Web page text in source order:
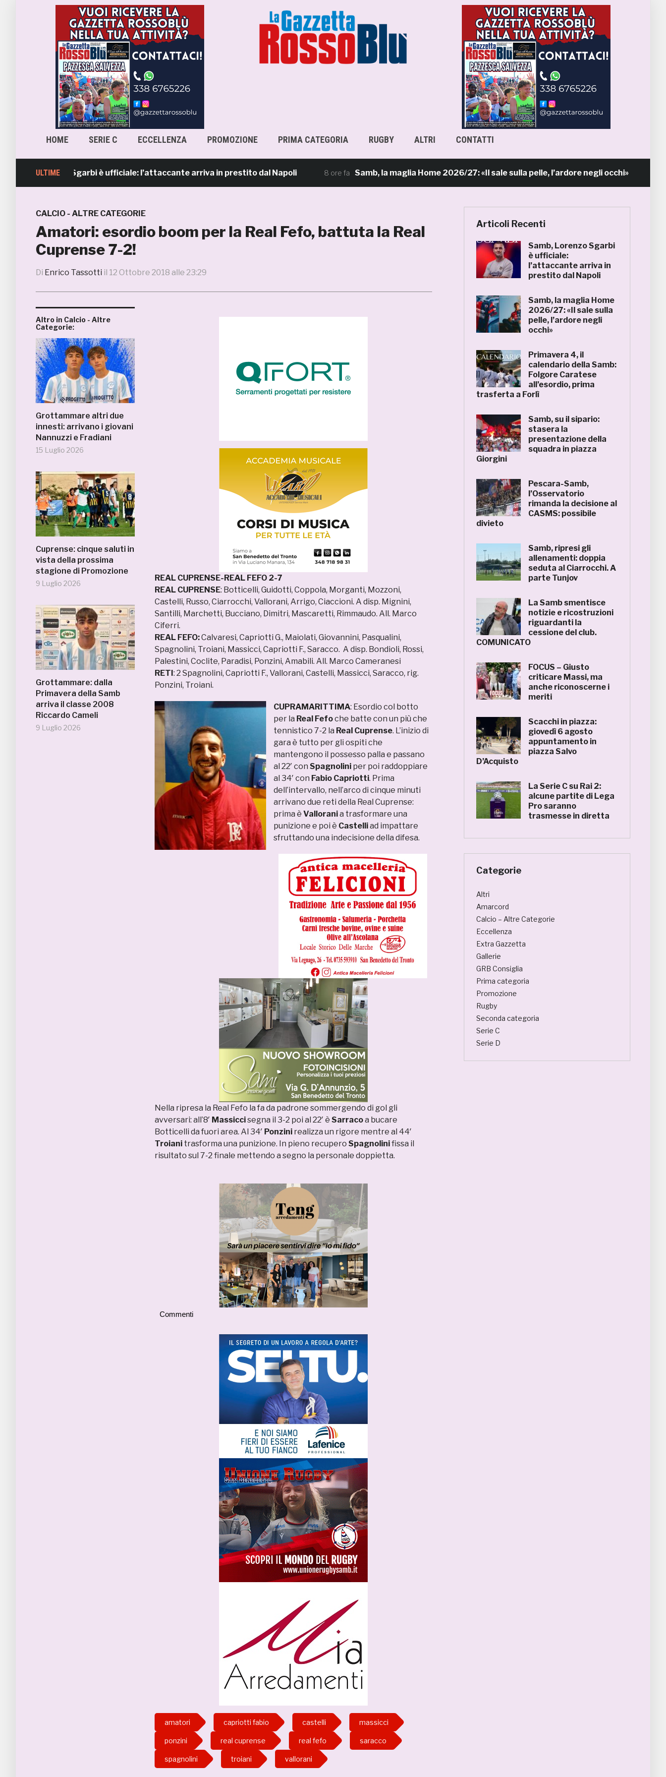
HOME SERIE C ECCELLENZA PROMOZIONE PRIMA CATEGORIA RUGBY ALTRI CONTATTI
ULTIME
Lorenzo Sgarbi è ufficiale: l’attaccante arriva in prestito dal Napoli 8 ore fa Samb, la maglia Home 2026/27: «Il sale sulla pelle, l’ardore negli occhi»
CALCIO - ALTRE CATEGORIE
Amatori: esordio boom per la Real Fefo, battuta la Real
Cuprense 7-2!
Di Enrico Tassotti il 12 Ottobre 2018 alle 23:29
Altro in Calcio - Altre
Categorie:
Grottammare altri due
innesti: arrivano i giovani
Nannuzzi e Fradiani
15 Luglio 2026
Cuprense: cinque saluti in
vista della prossima
stagione di Promozione
9 Luglio 2026
Grottammare: dalla
Primavera della Samb
arriva il classe 2008
Riccardo Cameli
9 Luglio 2026
REAL CUPRENSE-REAL FEFO 2-7
REAL CUPRENSE: Botticelli, Guidotti, Coppola, Morganti, Mozzoni,
Castelli, Russo, Ciarrocchi, Vallorani, Arrigo, Ciaccioni. A disp. Mignini,
Santilli, Marchetti, Bucciano, Dimitri, Mascaretti, Rimmaudo. All. Marco
Ciferri.
REAL FEFO:Calvaresi, Capriotti G., Maiolati, Giovannini, Pasqualini,
Spagnolini, Troiani, Massicci, Capriotti F., Saracco. A disp. Bondioli, Rossi,
Palestini, Coclite, Paradisi, Ponzini, Amabili. All. Marco Cameranesi
RETI: 2 Spagnolini, Capriotti F., Vallorani, Castelli, Massicci, Saracco, rig.
Ponzini, Troiani.
CUPRAMARITTIMA: Esordio col botto
per la Real Fefoche batte con un più che
tennistico 7-2 la Real Cuprense. L’inizio di
gara è tutto per gli ospiti che
mantengono il possesso palla e passano
al 22′ con Spagnolini per poi raddoppiare
al 34′ con Fabio Capriotti. Prima
dell’intervallo, nell’arco di cinque minuti
arrivano due reti della Real Cuprense:
prima è Vallorania trasformare una
punizione e poi è Castelliad impattare
sfruttando una indecisione della difesa.
Nella ripresa la Real Fefo la fa da padrone sommergendo di gol gli
avversari: all’8′ Massiccisegna il 3-2 poi al 22′ è Sarracoa bucare
Botticelli da fuori area. Al 34′ Ponzini realizza un rigore mentre al 44′
Troiani trasforma una punizione. In pieno recupero Spagnolinifissa il
risultato sul 7-2 finale mettendo a segno la personale doppietta.
Commenti
amatori capriotti fabio castelli massicci
ponzini real cuprense real fefo saracco
spagnolini troiani vallorani
Articoli Recenti
Samb, Lorenzo Sgarbi
è ufficiale:
l’attaccante arriva in
prestito dal Napoli
Samb, la maglia Home
2026/27: «Il sale sulla
pelle, l’ardore negli
occhi»
Primavera 4, il
calendario della Samb:
Folgore Caratese
all’esordio, prima
trasferta a Forlì
Samb, su il sipario:
stasera la
presentazione della
squadra in piazza
Giorgini
Pescara-Samb,
l’Osservatorio
rimanda la decisione al
CASMS: possibile
divieto
Samb, ripresi gli
allenamenti: doppia
seduta al Ciarrocchi. A
parte Tunjov
La Samb smentisce
notizie e ricostruzioni
riguardanti la
cessione del club.
COMUNICATO
FOCUS – Giusto
criticare Massi, ma
anche riconoscerne i
meriti
Scacchi in piazza:
giovedì 6 agosto
appuntamento in
piazza Salvo
D’Acquisto
La Serie C su Rai 2:
alcune partite di Lega
Pro saranno
trasmesse in diretta
Categorie
Altri
Amarcord
Calcio – Altre Categorie
Eccellenza
Extra Gazzetta
Gallerie
GRB Consiglia
Prima categoria
Promozione
Rugby
Seconda categoria
Serie C
Serie D